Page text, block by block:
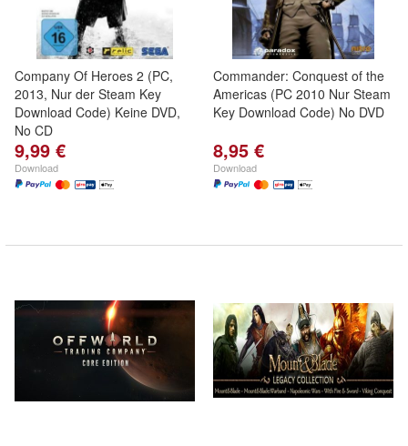
Company Of Heroes 2 (PC,
2013, Nur der Steam Key
Download Code) Keine DVD,
No CD
9,99 €
Download
Commander: Conquest of the
Americas (PC 2010 Nur Steam
Key Download Code) No DVD
8,95 €
Download